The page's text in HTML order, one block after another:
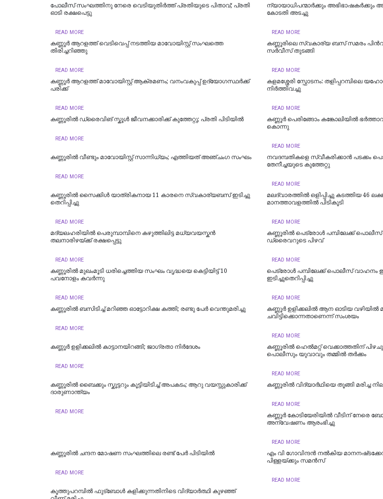
പോലീസ് സംഘത്തിനു നേരെ വെടിയുതിര്‍ത്ത് പ്രതിയുടെ പിതാവ്; പ്രതി
ഓടി രക്ഷപെട്ടു
READ MORE
ന്യായാധിപന്മാർക്കും
കോടതി അടച്ചു
READ MORE
കണ്ണൂർ ആറളത്ത് വെടിവെപ്പ് നടത്തിയ മാവോയിസ്റ്റ് സംഘത്തെ
തിരിച്ചറിഞ്ഞു
READ MORE
കണ്ണൂരിലെ സ്വകാര്യ ബസ് സമരം
സർവീസ് തുടങ്ങി
READ MORE
കണ്ണൂർ ആറളത്ത് മാവോയിസ്റ്റ് ആക്രമണം; വനംവകുപ്പ് ഉദ്യോഗസ്ഥർക്ക്
പരിക്ക്
READ MORE
കളമശ്ശേരി സ്ഫോടനം: തളിപ്പറമ്പിലെ
നിർത്തിവച്ചു
READ MORE
കണ്ണൂരിൽ ഡ്രൈവിങ് സ്കൂൾ ജീവനക്കാരിക്ക് കുത്തേറ്റു; പ്രതി പിടിയില്‍
READ MORE
കണ്ണൂർ പെരിങ്ങോം കങ്കോലിയിൽ
കൊന്നു
READ MORE
കണ്ണൂരിൽ വീണ്ടും മാവോയിസ്റ്റ് സാന്നിധ്യം; എത്തിയത് അഞ്ചംഗ സംഘം
READ MORE
നവദമ്പതികളെ സ്വീകരിക്കാന്‍ പടക്കം
തേനീച്ചയുടെ കുത്തേറ്റു
READ MORE
കണ്ണൂരിൽ സൈക്കിൾ യാത്രികനായ 11 കാരനെ സ്വകാര്യബസ് ഇടിച്ചു
തെറിപ്പിച്ചു
READ MORE
മലദ്വാരത്തിൽ ഒളിപ്പിച്ചു കടത്തിയ 46
മാ​ന​ത്താ​വ​ള​ത്തി​ൽ പി​ടി​കൂ​ടി
READ MORE
മദ്യലഹരിയിൽ പെരുമ്പാമ്പിനെ കഴുത്തിലിട്ട മധ്യവയസ്കൻ
തലനാരിഴയ്ക്ക് രക്ഷപ്പെട്ടു
READ MORE
കണ്ണൂരിൽ പെട്രോൾ പമ്പിലേക്ക് പൊലീസ്
ഡ്രൈവറുടെ പിഴവ്
READ MORE
കണ്ണൂരിൽ മുഖംമൂടി ധരിച്ചെത്തിയ സംഘം വൃദ്ധയെ കെട്ടിയിട്ട് 10
പവനോളം കവർന്നു
READ MORE
പെട്രോള്‍ പമ്പിലേക്ക് പൊലീസ് വാഹനം
ഇടിച്ചുതെറിപ്പിച്ചു
READ MORE
കണ്ണൂരില്‍ ബസിടിച്ച് മറിഞ്ഞ ഓട്ടോറിക്ഷ കത്തി; രണ്ടു പേര്‍ വെന്തുമരിച്ചു
READ MORE
കണ്ണൂർ ഉളിക്കലിൽ ആന ഓടിയ
ചവിട്ടിക്കൊന്നതാണെന്ന് സംശയം
READ MORE
കണ്ണൂര്‍ ഉളിക്കലില്‍ കാട്ടാനയിറങ്ങി; ജാഗ്രതാ നിര്‍ദേശം
READ MORE
കണ്ണൂരില്‍ ഹെല്‍മറ്റ് വെക്കാത്തതിന്
പൊലീസും യുവാവും തമ്മില്‍ തര്‍ക്കം
READ MORE
കണ്ണൂരില്‍ ബൈക്കും സ്കൂട്ടറും കൂട്ടിയിടിച്ച് അപകടം; ആറു വയസ്സുകാരിക്ക്
ദാരുണാന്ത്യം
READ MORE
കണ്ണൂരില്‍ വിദ്യാര്‍ഥിയെ തൂങ്ങി മരിച്ച
READ MORE
കണ്ണൂർ കോടിയേരിയിൽ വീടിന് നേരെ
അന്വേഷണം ആരംഭിച്ചു
READ MORE
കണ്ണൂരില്‍ ചന്ദന മോഷണ സംഘത്തിലെ രണ്ട് പേര്‍ പിടിയിൽ
READ MORE
എം വി ഗോവിന്ദൻ നൽകിയ
പിള്ളയ്‌ക്കും സമൻസ്‌
READ MORE
കൂത്തുപറമ്പിൽ ഫുട്ബോൾ കളിക്കുന്നതിനിടെ വിദ്യാർത്ഥി കുഴഞ്ഞ്